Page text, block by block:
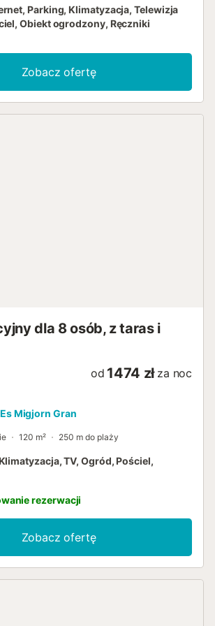
Parking, Klimatyzacja, Telewizja
Obiekt ogrodzony, Ręczniki
Zobacz ofertę
dla 8 osób, z taras i
od 1474 zł za noc
Migjorn Gran
120 m² 250 m do plaży
TV, Ogród, Pościel,
rezerwacji
Zobacz ofertę